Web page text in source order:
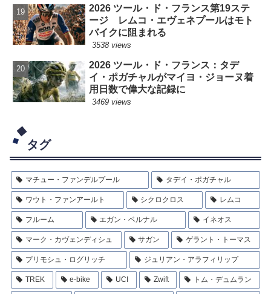
2026 ツール・ド・フランス第19ステ
ージ レムコ・エヴェネプールはモト
バイクに阻まれる
3538 views
2026 ツール・ド・フランス：タデ
イ・ポガチャルがマイヨ・ジョーヌ着
用日数で偉大な記録に
3469 views
タグ
マチュー・ファンデルプール タデイ・ポガチャル
ワウト・ファンアールト シクロクロス レムコ
フルーム エガン・ベルナル イネオス
マーク・カヴェンディシュ サガン ゲラント・トーマス
プリモシュ・ログリッチ ジュリアン・アラフィリップ
TREK e-bike UCI Zwift トム・デュムラン